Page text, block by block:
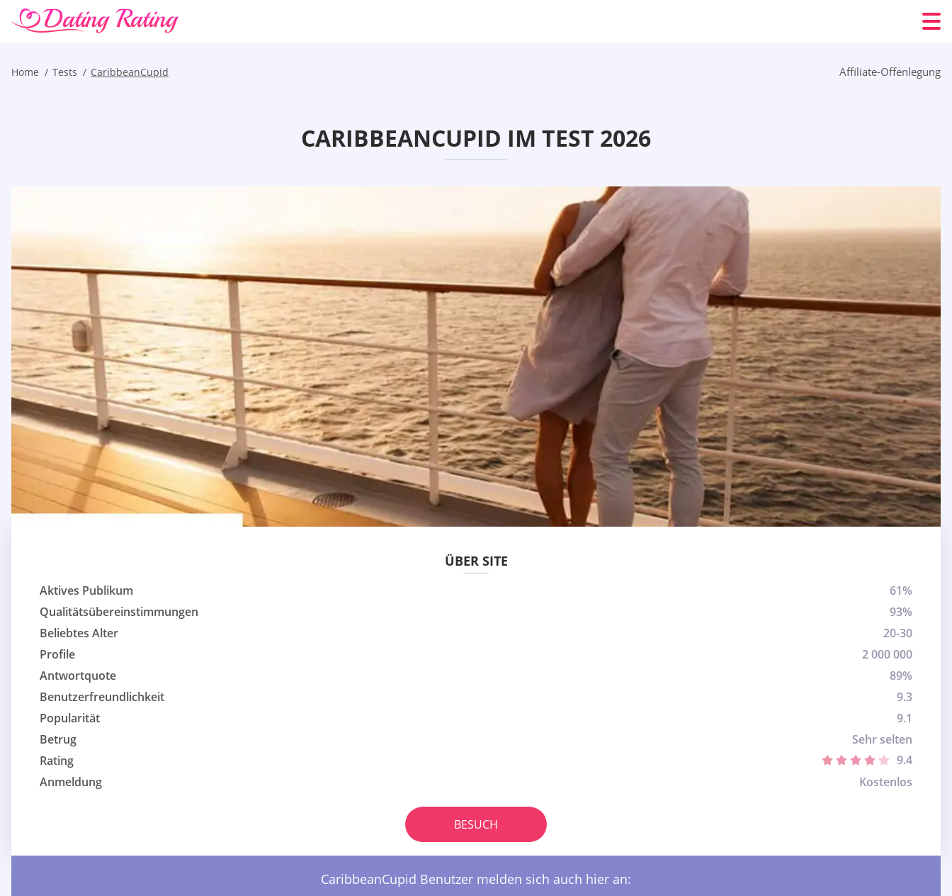
Home Tests CaribbeanCupid Affiliate-Offenlegung
CARIBBEANCUPID IM TEST 2026
ÜBER SITE
Aktives Publikum
61%
Qualitätsübereinstimmungen
93%
Beliebtes Alter
20-30
Profile
2 000 000
Antwortquote
89%
Benutzerfreundlichkeit
9.3
Popularität
9.1
Betrug
Sehr selten
Rating
9.4
Anmeldung
Kostenlos
BESUCH
CaribbeanCupid Benutzer melden sich auch hier an: